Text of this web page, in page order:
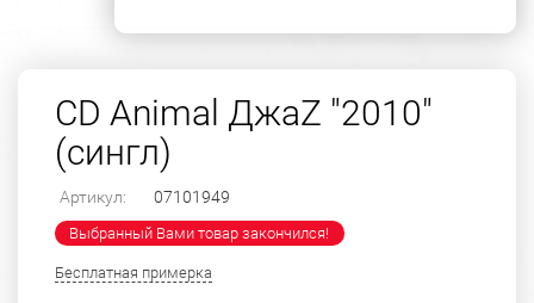
CD Animal ДжаZ "2010"
(сингл)
Артикул: 07101949
Выбранный Вами товар закончился!
Бесплатная примерка